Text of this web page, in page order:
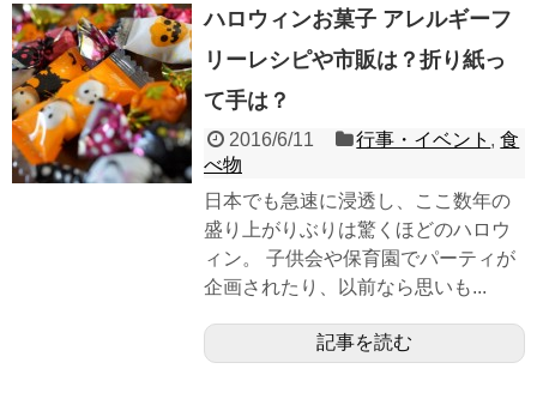
ハロウィンお菓子 アレルギーフ
リーレシピや市販は？折り紙っ
て手は？
2016/6/11 行事・イベント ,食
べ物
日本でも急速に浸透し、ここ数年の
盛り上がりぶりは驚くほどのハロウ
ィン。 子供会や保育園でパーティが
企画されたり、以前なら思いも...
記事を読む